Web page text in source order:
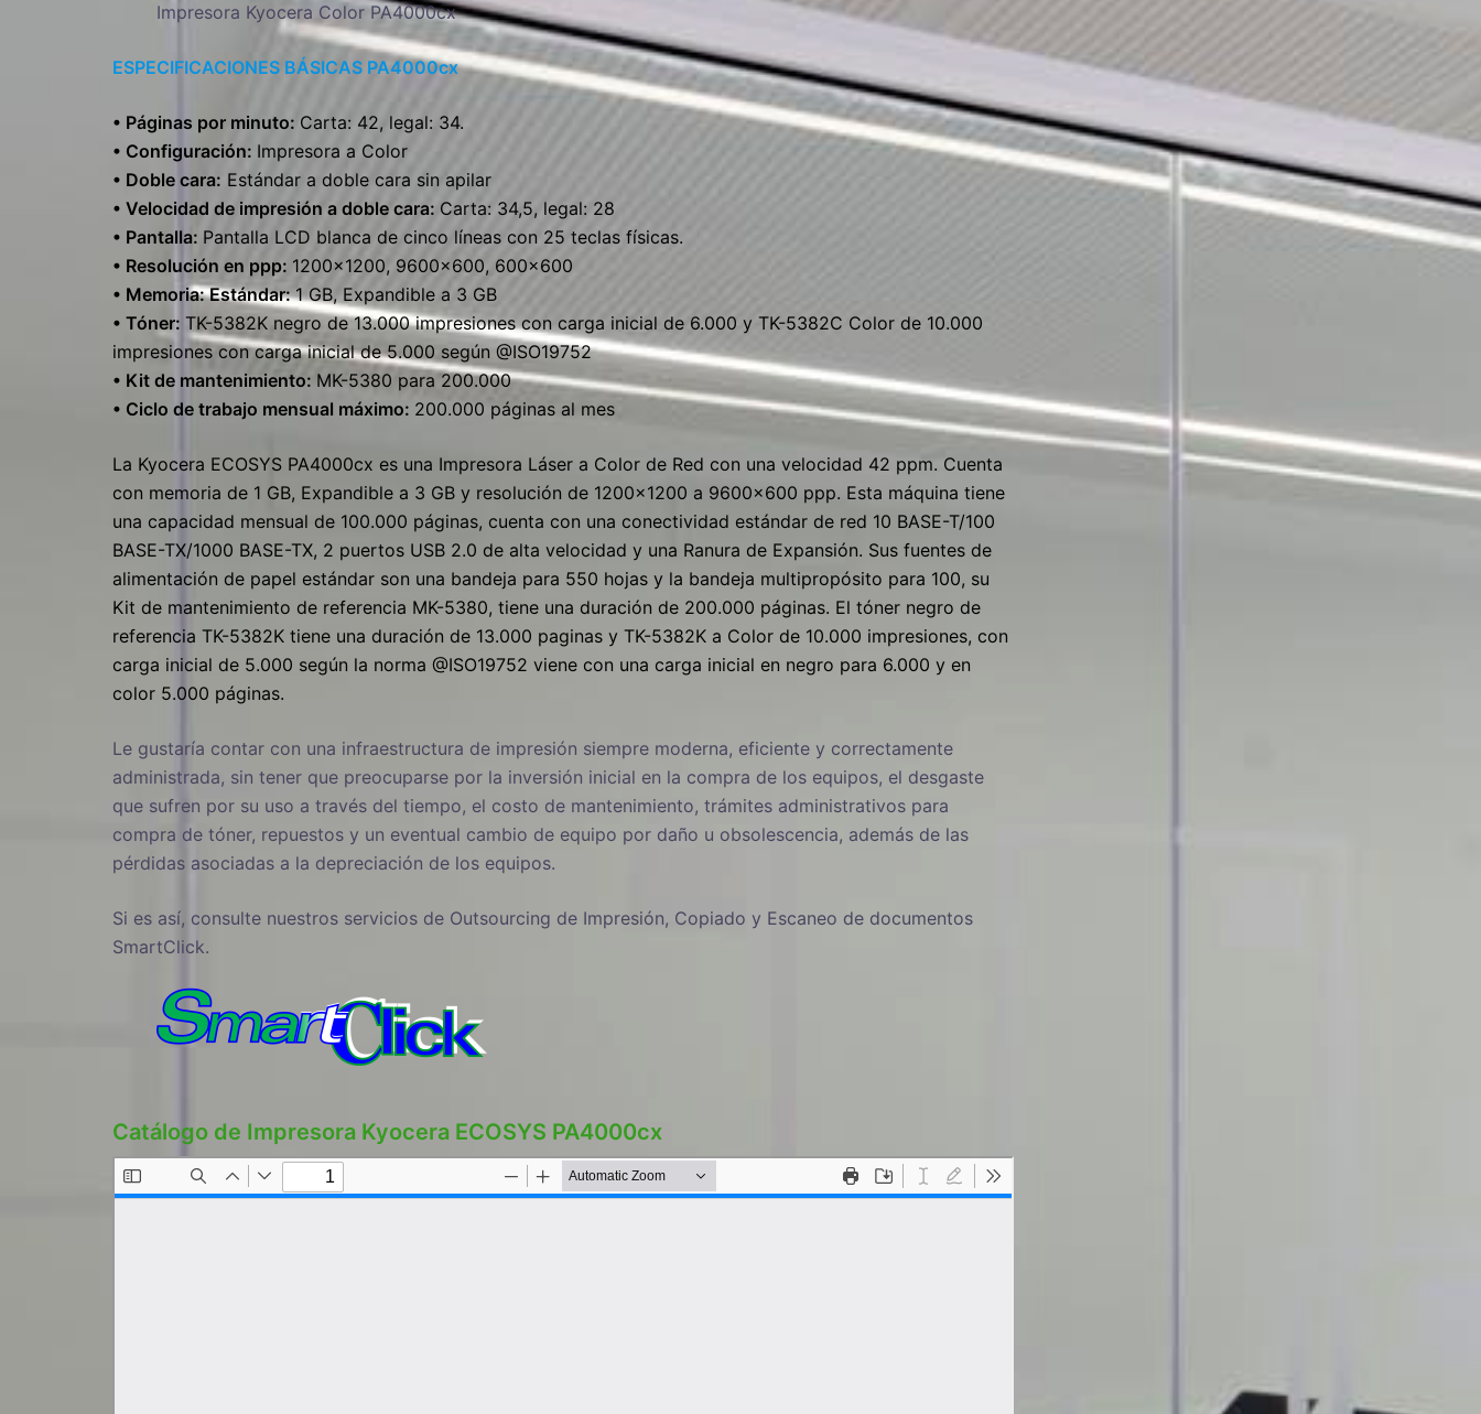
Impresora Kyocera Color PA4000cx
ESPECIFICACIONES BÁSICAS PA4000cx
• Páginas por minuto: Carta: 42, legal: 34.
• Configuración: Impresora a Color
• Doble cara: Estándar a doble cara sin apilar
• Velocidad de impresión a doble cara: Carta: 34,5, legal: 28
• Pantalla: Pantalla LCD blanca de cinco líneas con 25 teclas físicas.
• Resolución en ppp: 1200×1200, 9600×600, 600×600
• Memoria: Estándar:1 GB, Expandible a 3 GB
• Tóner: TK-5382K negro de 13.000 impresiones con carga inicial de 6.000 y TK-5382C Color de 10.000
impresiones con carga inicial de 5.000 según @ISO19752
• Kit de mantenimiento: MK-5380 para 200.000
• Ciclo de trabajo mensual máximo: 200.000 páginas al mes
La Kyocera ECOSYS PA4000cx es una Impresora Láser a Color de Red con una velocidad 42 ppm. Cuenta
con memoria de 1 GB, Expandible a 3 GB y resolución de 1200×1200 a 9600×600 ppp. Esta máquina tiene
una capacidad mensual de 100.000 páginas, cuenta con una conectividad estándar de red 10 BASE-T/100
BASE-TX/1000 BASE-TX, 2 puertos USB 2.0 de alta velocidad y una Ranura de Expansión. Sus fuentes de
alimentación de papel estándar son una bandeja para 550 hojas y la bandeja multipropósito para 100, su
Kit de mantenimiento de referencia MK-5380, tiene una duración de 200.000 páginas. El tóner negro de
referencia TK-5382K tiene una duración de 13.000 paginas y TK-5382K a Color de 10.000 impresiones, con
carga inicial de 5.000 según la norma @ISO19752 viene con una carga inicial en negro para 6.000 y en
color 5.000 páginas.
Le gustaría contar con una infraestructura de impresión siempre moderna, eficiente y correctamente
administrada, sin tener que preocuparse por la inversión inicial en la compra de los equipos, el desgaste
que sufren por su uso a través del tiempo, el costo de mantenimiento, trámites administrativos para
compra de tóner, repuestos y un eventual cambio de equipo por daño u obsolescencia, además de las
pérdidas asociadas a la depreciación de los equipos.
Si es así, consulte nuestros servicios de Outsourcing de Impresión, Copiado y Escaneo de documentos
SmartClick.
Catálogo de Impresora Kyocera ECOSYS PA4000cx